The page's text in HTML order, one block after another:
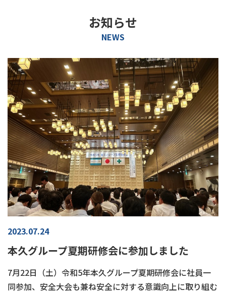
お知らせ
NEWS
2023.07.24
本久グループ夏期研修会に参加しました
7月22日（土）令和5年本久グループ夏期研修会に社員一
同参加、安全大会も兼ね安全に対する意識向上に取り組む